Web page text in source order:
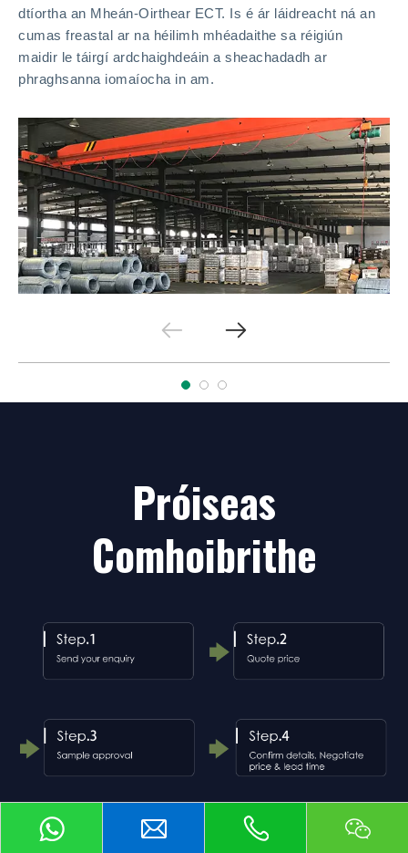
dtíortha an Mheán-Oirthear ECT. Is é ár láidreacht ná an
cumas freastal ar na héilimh mhéadaithe sa réigiún
maidir le táirgí ardchaighdeáin a sheachadadh ar
phraghsanna iomaíocha in am.
Próiseas
Comhoibrithe